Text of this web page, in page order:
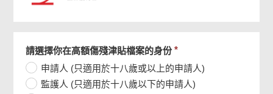
簡介
前提
個人資料
請選擇你在高額傷殘津貼檔案的身份 必
須
提
供
申請人 (只適用於十八歲或以上的申請人)
監護人 (只適用於十八歲以下的申請人)